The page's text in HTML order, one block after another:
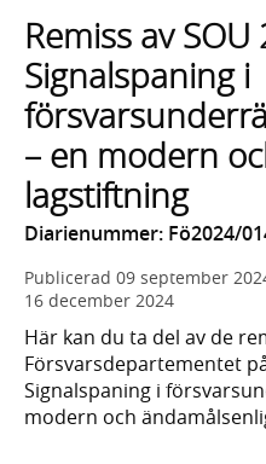
lista
med
sökförslag
Remiss av
Signalspaning i
– en modern
lagstiftning
Diarienummer: Fö2024/
Publicerad 09 september
16 december 2024
Här kan du ta del av de
Försvarsdepartementet
Signalspaning i
modern och